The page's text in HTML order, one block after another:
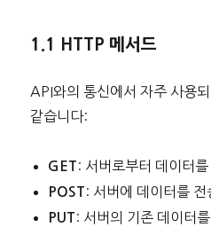
1.1 HTTP 메서드
API와의 통신에서 자주 사용
같습니다:
GET : 서버로부터 데이터
POST : 서버에 데이터를 전
PUT : 서버의 기존 데이터